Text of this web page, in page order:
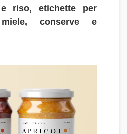
riso, etichette per
conserve e